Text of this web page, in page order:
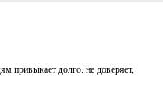
привыкает долго. не доверяет,